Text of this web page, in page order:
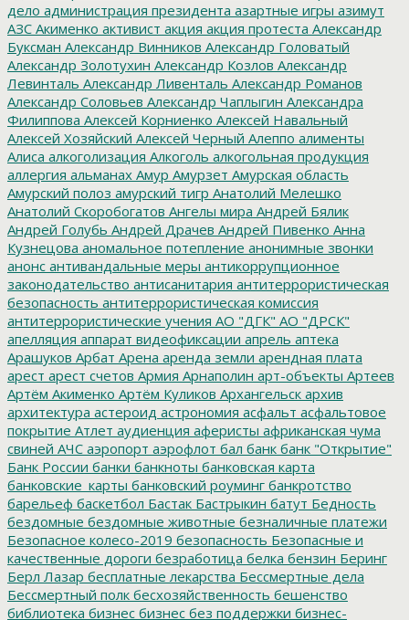
дело администрация президента азартные игры азимут
АЗС Акименко активист акция акция протеста Александр
Буксман Александр Винников Александр Головатый
Александр Золотухин Александр Козлов Александр
Левинталь Александр Ливенталь Александр Романов
Александр Соловьев Александр Чаплыгин Александра
Филиппова Алексей Корниенко Алексей Навальный
Алексей Хозяйский Алексей Черный Алеппо алименты
Алиса алкоголизация Алкоголь алкогольная продукция
аллергия альманах Амур Амурзет Амурская область
Амурский полоз амурский тигр Анатолий Мелешко
Анатолий Скоробогатов Ангелы мира Андрей Бялик
Андрей Голубь Андрей Драчев Андрей Пивенко Анна
Кузнецова аномальное потепление анонимные звонки
анонс антивандальные меры антикоррупционное
законодательство антисанитария антитеррористическая
безопасность антитеррористическая комиссия
антитеррористические учения АО "ДГК" АО "ДРСК"
апелляция аппарат видеофиксации апрель аптека
Арашуков Арбат Арена аренда земли арендная плата
арест арест счетов Армия Арнаполин арт-объекты Артеев
Артём Акименко Артём Куликов Архангельск архив
архитектура астероид астрономия асфальт асфальтовое
покрытие Атлет аудиенция аферисты африканская чума
свиней АЧС аэропорт аэрофлот бал банк банк "Открытие"
Банк России банки банкноты банковская карта
банковские_карты банковский роуминг банкротство
барельеф баскетбол Бастак Бастрыкин батут Бедность
бездомные бездомные животные безналичные платежи
Безопасное колесо-2019 безопасность Безопасные и
качественные дороги безработица белка бензин Беринг
Берл Лазар бесплатные лекарства Бессмертные дела
Бессмертный полк бесхозяйственность бешенство
библиотека бизнес бизнес без поддержки бизнес-